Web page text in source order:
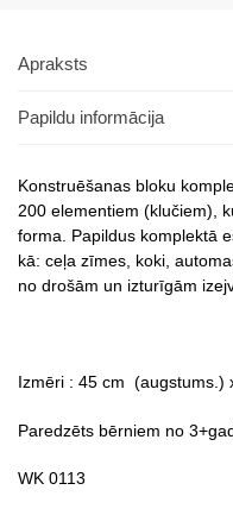
Apraksts
Papildu informācija
Konstruēšanas bloku
200 elementiem (klučiem),
forma. Papildus komplektā
kā: ceļa zīmes, koki,
no drošām un izturīgām
Izmēri : 45 cm (augstums.)
Paredzēts bērniem no
WK 0113